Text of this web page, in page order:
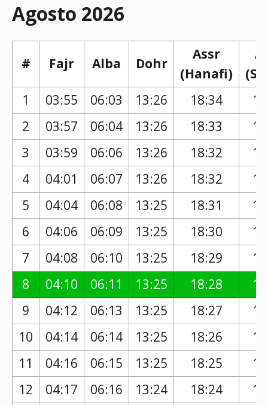
Agosto 2026
# Fajr Alba Dohr
Assr
(Hanafi)
1
03:55 06:03 13:26 18:34
2
03:57 06:04 13:26 18:33
3
03:59 06:06 13:26 18:32
4
04:01 06:07 13:26 18:32
5
04:04 06:08 13:25 18:31
6
04:06 06:09 13:25 18:30
7
04:08 06:10 13:25 18:29
8
04:10 06:11 13:25 18:28
9
04:12 06:13 13:25 18:27
10
04:14 06:14 13:25 18:26
11
04:16 06:15 13:25 18:25
12
04:17 06:16 13:24 18:24